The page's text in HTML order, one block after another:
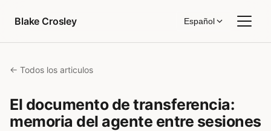
Blake Crosley
Español
← Todos los articulos
El documento de transferencia:
memoria del agente entre sesiones